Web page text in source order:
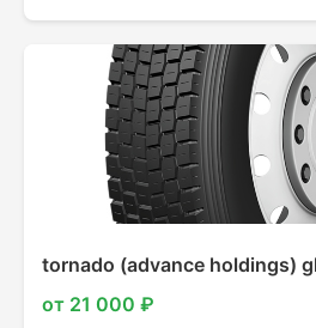
tornado (advance holdings)
от 21 000 ₽